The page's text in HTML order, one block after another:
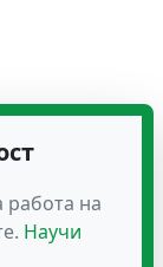
работа на
Научи